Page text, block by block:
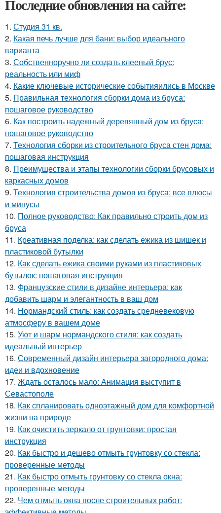
Последние обновления на сайте:
1. Студия 31 кв.
2. Какая печь лучше для бани: выбор идеального
варианта
3. Собственноручно ли создать клееный брус:
реальность или миф
4. Какие ключевые исторические событияились в Москве
5. Правильная технология сборки дома из бруса:
пошаговое руководство
6. Как построить надежный деревянный дом из бруса:
пошаговое руководство
7. Технология сборки из строительного бруса стен дома:
пошаговая инструкция
8. Преимущества и этапы технологии сборки брусовых и
каркасных домов
9. Технология строительства домов из бруса: все плюсы
и минусы
10. Полное руководство: Как правильно строить дом из
бруса
11. Креативная поделка: как сделать ежика из шишек и
пластиковой бутылки
12. Как сделать ежика своими руками из пластиковых
бутылок: пошаговая инструкция
13. Французские стили в дизайне интерьера: как
добавить шарм и элегантность в ваш дом
14. Нормандский стиль: как создать средневековую
атмосферу в вашем доме
15. Уют и шарм нормандского стиля: как создать
идеальный интерьер
16. Современный дизайн интерьера загородного дома:
идеи и вдохновение
17. Ждать осталось мало: Анимация выступит в
Севастополе
18. Как спланировать одноэтажный дом для комфортной
жизни на природе
19. Как очистить зеркало от грунтовки: простая
инструкция
20. Как быстро и дешево отмыть грунтовку со стекла:
проверенные методы
21. Как быстро отмыть грунтовку со стекла окна:
проверенные методы
22. Чем отмыть окна после строительных работ: